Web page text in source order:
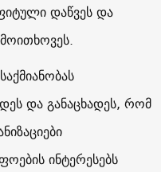
დაწვეს და
და განაცხადეს, რომ
ინტერესებს